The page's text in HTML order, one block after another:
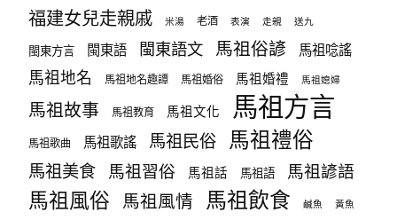
福建女兒走親戚 米湯 老酒 表演 走親 送九
閩東方言 閩東語 閩東語文 馬祖俗諺 馬祖唸謠
馬祖地名 馬祖地名趣譚 馬祖婚俗 馬祖婚禮 馬祖媳婦
馬祖故事 馬祖教育 馬祖文化 馬祖方言
馬祖歌曲 馬祖歌謠 馬祖民俗 馬祖禮俗
馬祖美食 馬祖習俗 馬祖話 馬祖語 馬祖諺語
馬祖風俗 馬祖風情 馬祖飲食 鹹魚 黃魚